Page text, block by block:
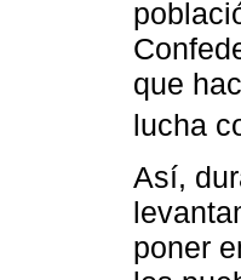
que
lucha
Así,
poner